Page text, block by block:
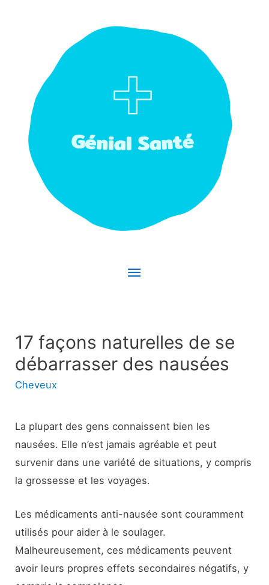
Menu
17 façons naturelles de se
débarrasser des nausées
Cheveux
La plupart des gens connaissent bien les
nausées. Elle n’est jamais agréable et peut
survenir dans une variété de situations, y compris
la grossesse et les voyages.
Les médicaments anti-nausée sont couramment
utilisés pour aider à le soulager.
Malheureusement, ces médicaments peuvent
avoir leurs propres effets secondaires négatifs, y